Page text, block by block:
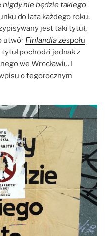
nigdy nie będzie takiego
do lata każdego roku.
jest taki tytuł,
utwór Finlandiazespołu
pochodzi jednak z
we Wrocławiu. I
o tegorocznym